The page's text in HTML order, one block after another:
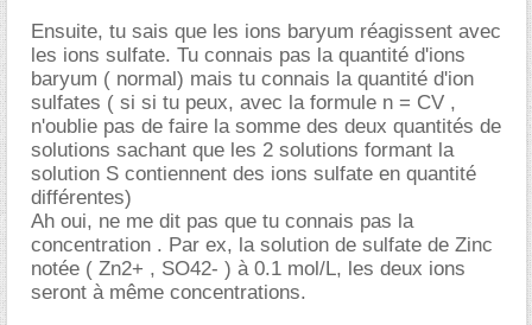
Ensuite, tu sais que les ions baryum réagissent avec
les ions sulfate. Tu connais pas la quantité d'ions
baryum ( normal) mais tu connais la quantité d'ion
sulfates ( si si tu peux, avec la formule n = CV ,
n'oublie pas de faire la somme des deux quantités de
solutions sachant que les 2 solutions formant la
solution S contiennent des ions sulfate en quantité
différentes)
Ah oui, ne me dit pas que tu connais pas la
concentration . Par ex, la solution de sulfate de Zinc
notée ( Zn2+ , SO42- ) à 0.1 mol/L, les deux ions
seront à même concentrations.